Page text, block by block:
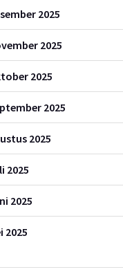
2025
2025
2025
2025
2025
2025
2025
2025